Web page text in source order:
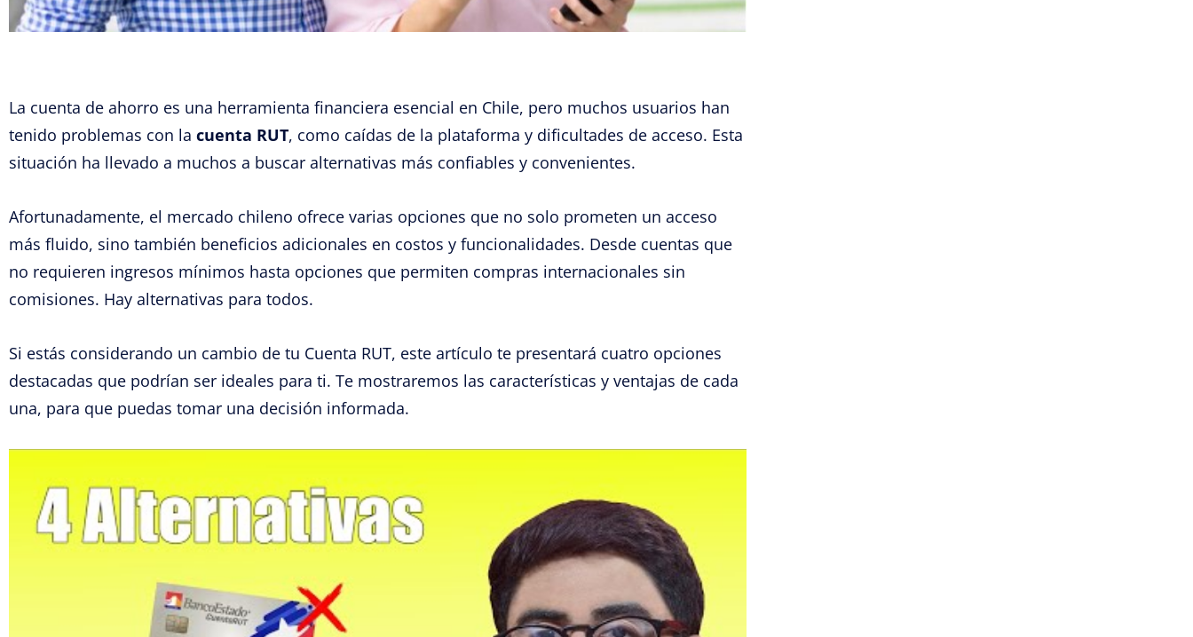
La cuenta de ahorro es una herramienta financiera esencial en Chile, pero muchos usuarios han
tenido problemas con la cuenta RUT, como caídas de la plataforma y dificultades de acceso. Esta
situación ha llevado a muchos a buscar alternativas más confiables y convenientes.
Afortunadamente, el mercado chileno ofrece varias opciones que no solo prometen un acceso
más fluido, sino también beneficios adicionales en costos y funcionalidades. Desde cuentas que
no requieren ingresos mínimos hasta opciones que permiten compras internacionales sin
comisiones. Hay alternativas para todos.
Si estás considerando un cambio de tu Cuenta RUT, este artículo te presentará cuatro opciones
destacadas que podrían ser ideales para ti. Te mostraremos las características y ventajas de cada
una, para que puedas tomar una decisión informada.